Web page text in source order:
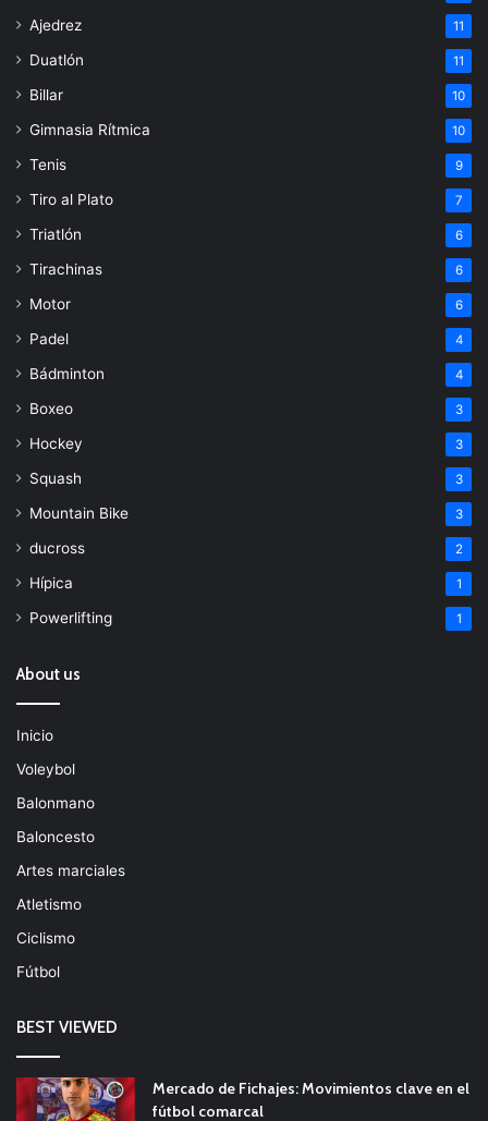
Ajedrez 11
Duatlón 11
Billar 10
Gimnasia Rítmica 10
Tenis 9
Tiro al Plato 7
Triatlón 6
Tirachinas 6
Motor 6
Padel 4
Bádminton 4
Boxeo 3
Hockey 3
Squash 3
Mountain Bike 3
ducross 2
Hípica 1
Powerlifting 1
About us
Inicio
Voleybol
Balonmano
Baloncesto
Artes marciales
Atletismo
Ciclismo
Fútbol
BEST VIEWED
Mercado de Fichajes: Movimientos clave en el
fútbol comarcal